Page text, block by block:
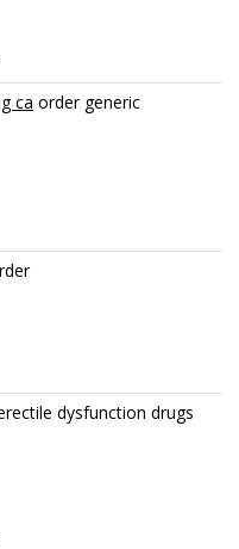
ca order generic
dysfunction drugs